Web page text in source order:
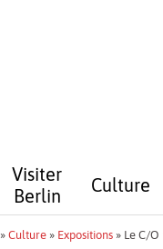
Visiter
Berlin
Culture
» Culture» Expositions» Le C/